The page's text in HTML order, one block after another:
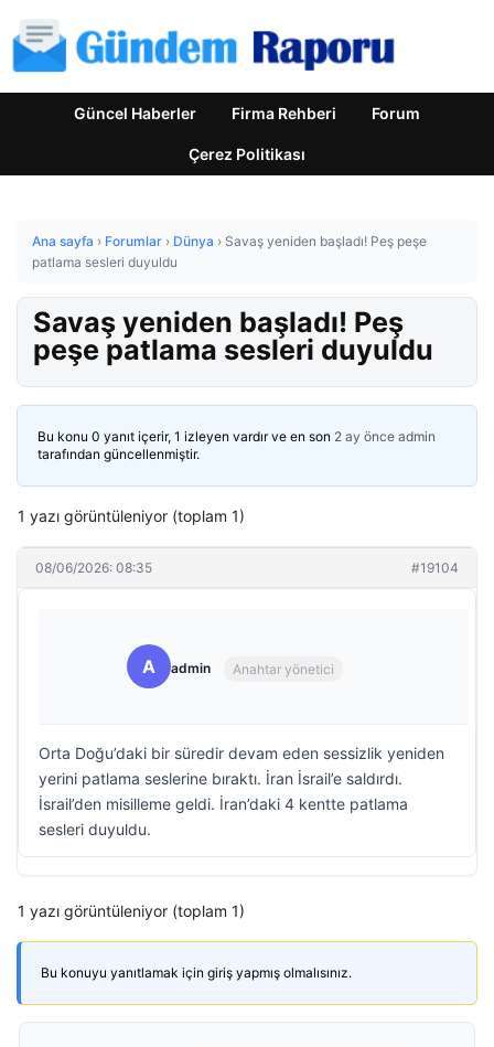
Güncel Haberler Firma Rehberi Forum
Çerez Politikası
Ana sayfa › Forumlar › Dünya › Savaş yeniden başladı! Peş peşe
patlama sesleri duyuldu
Savaş yeniden başladı! Peş
peşe patlama sesleri duyuldu
Bu konu 0 yanıt içerir, 1 izleyen vardır ve en son 2 ay önce admin
tarafından güncellenmiştir.
1 yazı görüntüleniyor (toplam 1)
08/06/2026: 08:35 #19104
A admin Anahtar yönetici
Orta Doğu’daki bir süredir devam eden sessizlik yeniden
yerini patlama seslerine bıraktı. İran İsrail’e saldırdı.
İsrail’den misilleme geldi. İran’daki 4 kentte patlama
sesleri duyuldu.
1 yazı görüntüleniyor (toplam 1)
Bu konuyu yanıtlamak için giriş yapmış olmalısınız.